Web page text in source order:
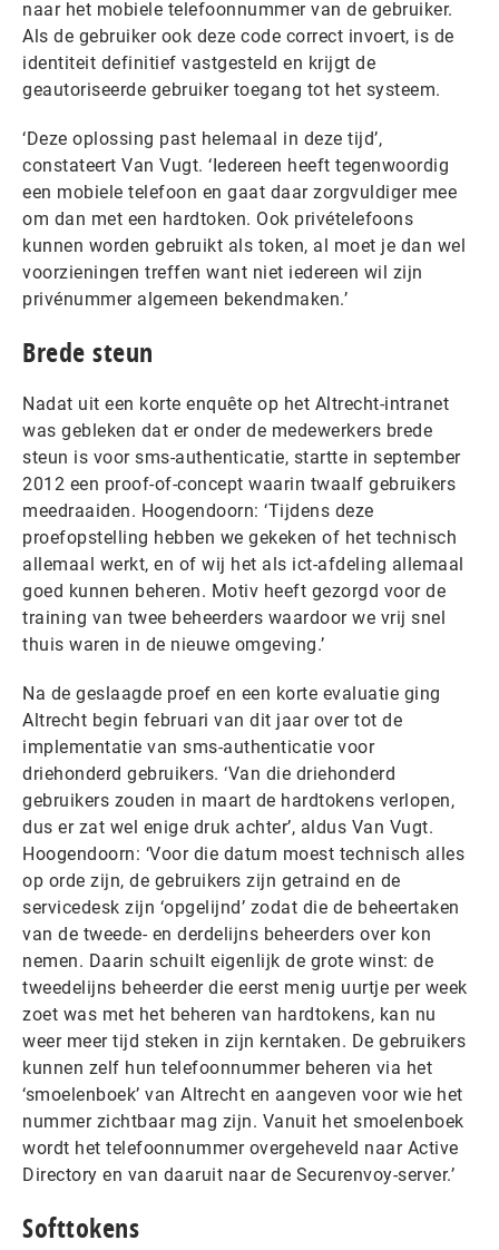
naar het mobiele telefoonnummer van de gebruiker.
Als de gebruiker ook deze code correct invoert, is de
identiteit definitief vastgesteld en krijgt de
geautoriseerde gebruiker toegang tot het systeem.
‘Deze oplossing past helemaal in deze tijd’,
constateert Van Vugt. ‘Iedereen heeft tegenwoordig
een mobiele telefoon en gaat daar zorgvuldiger mee
om dan met een hardtoken. Ook privételefoons
kunnen worden gebruikt als token, al moet je dan wel
voorzieningen treffen want niet iedereen wil zijn
privénummer algemeen bekendmaken.’
Brede steun
Nadat uit een korte enquête op het Altrecht-intranet
was gebleken dat er onder de medewerkers brede
steun is voor sms-authenticatie, startte in september
2012 een proof-of-concept waarin twaalf gebruikers
meedraaiden. Hoogendoorn: ‘Tijdens deze
proefopstelling hebben we gekeken of het technisch
allemaal werkt, en of wij het als ict-afdeling allemaal
goed kunnen beheren. Motiv heeft gezorgd voor de
training van twee beheerders waardoor we vrij snel
thuis waren in de nieuwe omgeving.’
Na de geslaagde proef en een korte evaluatie ging
Altrecht begin februari van dit jaar over tot de
implementatie van sms-authenticatie voor
driehonderd gebruikers. ‘Van die driehonderd
gebruikers zouden in maart de hardtokens verlopen,
dus er zat wel enige druk achter’, aldus Van Vugt.
Hoogendoorn: ‘Voor die datum moest technisch alles
op orde zijn, de gebruikers zijn getraind en de
servicedesk zijn ‘opgelijnd’ zodat die de beheertaken
van de tweede- en derdelijns beheerders over kon
nemen. Daarin schuilt eigenlijk de grote winst: de
tweedelijns beheerder die eerst menig uurtje per week
zoet was met het beheren van hardtokens, kan nu
weer meer tijd steken in zijn kerntaken. De gebruikers
kunnen zelf hun telefoonnummer beheren via het
‘smoelenboek’ van Altrecht en aangeven voor wie het
nummer zichtbaar mag zijn. Vanuit het smoelenboek
wordt het telefoonnummer overgeheveld naar Active
Directory en van daaruit naar de Securenvoy-server.’
Softtokens